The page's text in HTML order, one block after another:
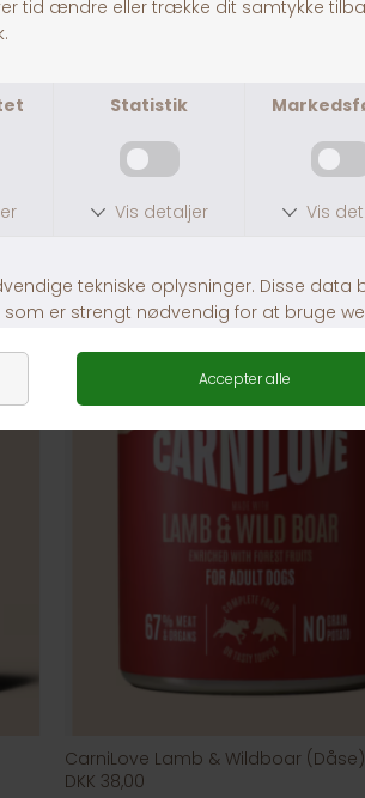
KØBTE OGSÅ
CarniLove Lamb & Wildboar (Dåse)
DKK 38,00